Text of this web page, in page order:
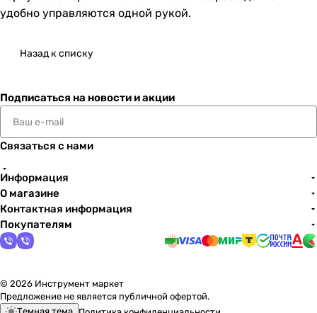
удобно управляются одной рукой.
Назад к списку
Подписаться на новости и акции
Связаться с нами
Информация
О магазине
Контактная информация
Покупателям
© 2026 Инструмент маркет
Предложение не является публичной офертой.